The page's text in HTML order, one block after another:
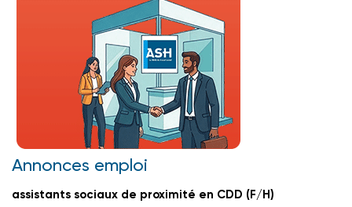
Annonces emploi
assistants sociaux de proximité en CDD (F/H)